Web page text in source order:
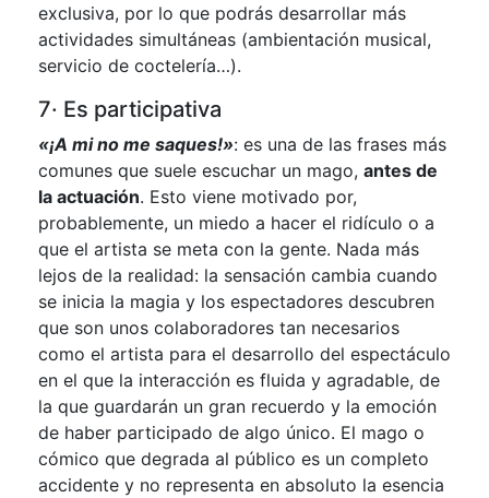
exclusiva, por lo que podrás desarrollar más
actividades simultáneas (ambientación musical,
servicio de coctelería…).
7· Es participativa
«¡A mi no me saques!»: es una de las frases más
comunes que suele escuchar un mago, antes de
la actuación. Esto viene motivado por,
probablemente, un miedo a hacer el ridículo o a
que el artista se meta con la gente. Nada más
lejos de la realidad: la sensación cambia cuando
se inicia la magia y los espectadores descubren
que son unos colaboradores tan necesarios
como el artista para el desarrollo del espectáculo
en el que la interacción es fluida y agradable, de
la que guardarán un gran recuerdo y la emoción
de haber participado de algo único. El mago o
cómico que degrada al público es un completo
accidente y no representa en absoluto la esencia